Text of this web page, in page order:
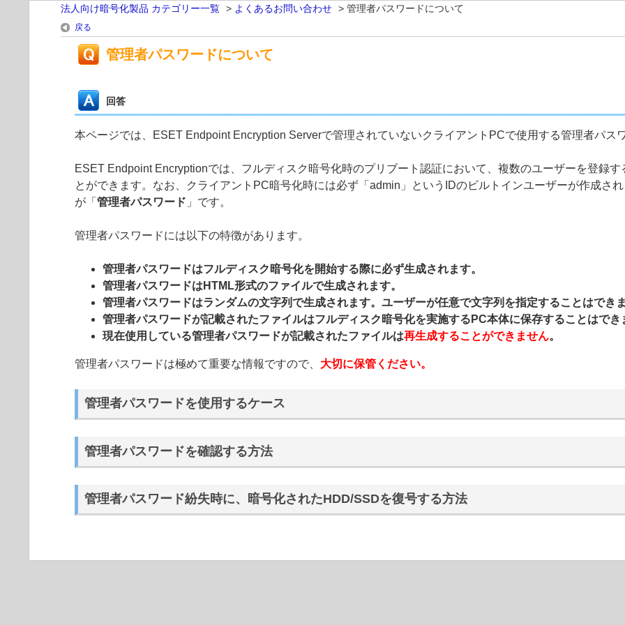
法人向け暗号化製品 カテゴリー一覧 > よくあるお問い合わせ > 管理者パスワードについて
戻る
管理者パスワードについて
回答
本ページでは、ESET Endpoint Encryption Serverで管理されていないクライアントPCで使用する管理者パス
ESET Endpoint Encryptionでは、フルディスク暗号化時のプリブート認証において、複数のユーザーを登録
とができます。なお、クライアントPC暗号化時には必ず「admin」というIDのビルトインユーザーが作成さ
が「 管理者パスワード 」です。
管理者パスワードには以下の特徴があります。
管理者パスワードはフルディスク暗号化を開始する際に必ず生成されます。
管理者パスワードはHTML形式のファイルで生成されます。
管理者パスワードはランダムの文字列で生成されます。ユーザーが任意で文字列を指定することはでき
管理者パスワードが記載されたファイルはフルディスク暗号化を実施するPC本体に保存することはでき
現在使用している管理者パスワードが記載されたファイルは再生成することができません。
管理者パスワードは極めて重要な情報ですので、 大切に保管ください。
管理者パスワードを使用するケース
管理者パスワードを確認する方法
管理者パスワード紛失時に、暗号化されたHDD/SSDを復号する方法